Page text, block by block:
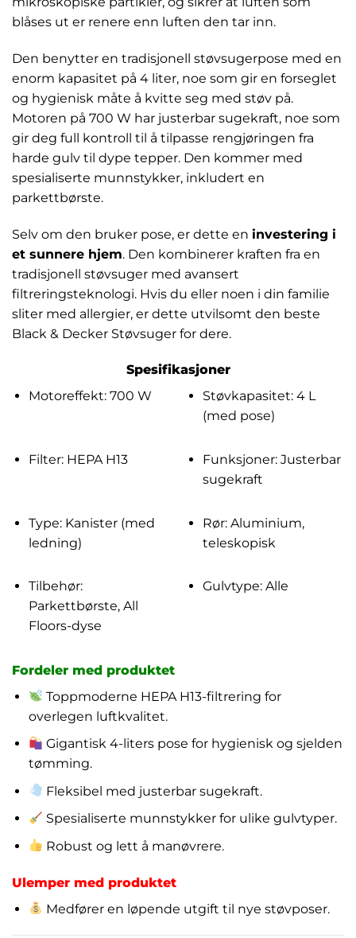
blåses ut er renere enn luften den tar inn.
Den benytter en tradisjonell støvsugerpose med en
enorm kapasitet på 4 liter, noe som gir en forseglet
og hygienisk måte å kvitte seg med støv på.
Motoren på 700 W har justerbar sugekraft, noe som
gir deg full kontroll til å tilpasse rengjøringen fra
harde gulv til dype tepper. Den kommer med
spesialiserte munnstykker, inkludert en
parkettbørste.
Selv om den bruker pose, er dette en investering i
et sunnere hjem. Den kombinerer kraften fra en
tradisjonell støvsuger med avansert
filtreringsteknologi. Hvis du eller noen i din familie
sliter med allergier, er dette utvilsomt den beste
Black & Decker Støvsuger for dere.
Spesifikasjoner
Motoreffekt: 700 W
Støvkapasitet: 4 L
(med pose)
Filter: HEPA H13
Funksjoner: Justerbar
sugekraft
Type: Kanister (med
ledning)
Rør: Aluminium,
teleskopisk
Tilbehør:
Parkettbørste, All
Floors-dyse
Gulvtype: Alle
Fordeler med produktet
Toppmoderne HEPA H13-filtrering for
overlegen luftkvalitet.
Gigantisk 4-liters pose for hygienisk og sjelden
tømming.
Fleksibel med justerbar sugekraft.
Spesialiserte munnstykker for ulike gulvtyper.
Robust og lett å manøvrere.
Ulemper med produktet
Medfører en løpende utgift til nye støvposer.